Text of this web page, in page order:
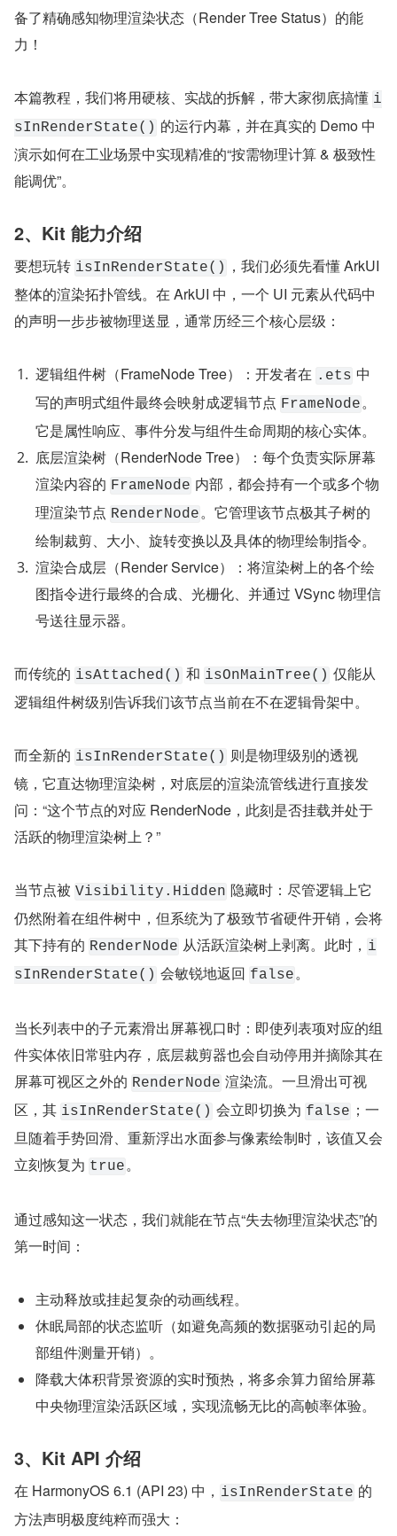
备了精确感知物理渲染状态（Render Tree Status）的能
力！
本篇教程，我们将用硬核、实战的拆解，带大家彻底搞懂 i
sInRenderState() 的运行内幕，并在真实的 Demo 中
演示如何在工业场景中实现精准的“按需物理计算 & 极致性
能调优”。
2、Kit 能力介绍
要想玩转 isInRenderState()
，我们必须先看懂 ArkUI
整体的渲染拓扑管线。在 ArkUI 中，一个 UI 元素从代码中
的声明一步步被物理送显，通常历经三个核心层级：
逻辑组件树（FrameNode Tree）：开发者在 .ets 中
写的声明式组件最终会映射成逻辑节点 FrameNode。
它是属性响应、事件分发与组件生命周期的核心实体。
底层渲染树（RenderNode Tree）：每个负责实际屏幕
渲染内容的 FrameNode 内部，都会持有一个或多个物
理渲染节点 RenderNode。它管理该节点极其子树的
绘制裁剪、大小、旋转变换以及具体的物理绘制指令。
渲染合成层（Render Service）：将渲染树上的各个绘
图指令进行最终的合成、光栅化、并通过 VSync 物理信
号送往显示器。
而传统的 isAttached() 和 isOnMainTree() 仅能从
逻辑组件树级别告诉我们该节点当前在不在逻辑骨架中。
而全新的 isInRenderState() 则是物理级别的透视
镜，它直达物理渲染树，对底层的渲染流管线进行直接发
问：“这个节点的对应 RenderNode，此刻是否挂载并处于
活跃的物理渲染树上？”
当节点被 Visibility.Hidden 隐藏时：尽管逻辑上它
仍然附着在组件树中，但系统为了极致节省硬件开销，会将
其下持有的 RenderNode 从活跃渲染树上剥离。此时， i
sInRenderState() 会敏锐地返回 false。
当长列表中的子元素滑出屏幕视口时：即使列表项对应的组
件实体依旧常驻内存，底层裁剪器也会自动停用并摘除其在
屏幕可视区之外的 RenderNode 渲染流。一旦滑出可视
区，其 isInRenderState() 会立即切换为 false ；一
旦随着手势回滑、重新浮出水面参与像素绘制时，该值又会
立刻恢复为 true。
通过感知这一状态，我们就能在节点“失去物理渲染状态”的
第一时间：
主动释放或挂起复杂的动画线程。
休眠局部的状态监听（如避免高频的数据驱动引起的局
部组件测量开销）。
降载大体积背景资源的实时预热，将多余算力留给屏幕
中央物理渲染活跃区域，实现流畅无比的高帧率体验。
3、Kit API 介绍
在 HarmonyOS 6.1 (API 23) 中， isInRenderState 的
方法声明极度纯粹而强大：